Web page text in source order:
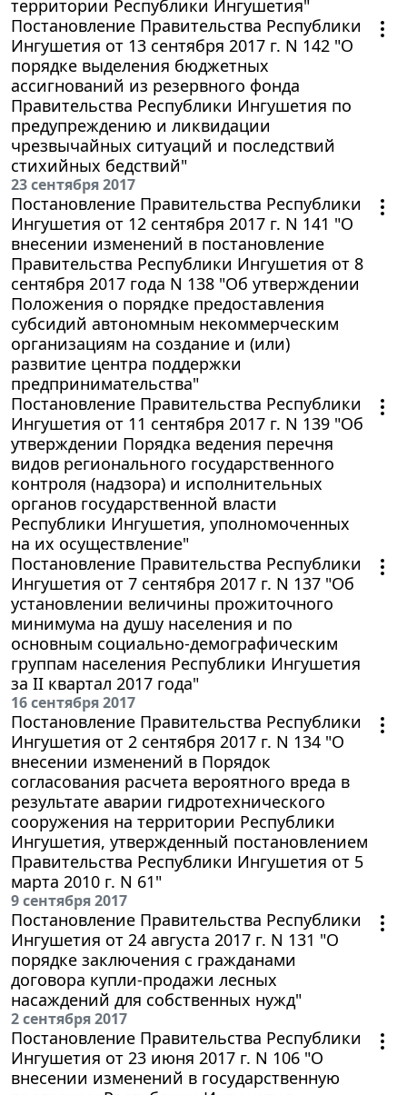
территории Республики Ингушетия"
Постановление Правительства Республики
Ингушетия от 13 сентября 2017 г. N 142 "О
порядке выделения бюджетных
ассигнований из резервного фонда
Правительства Республики Ингушетия по
предупреждению и ликвидации
чрезвычайных ситуаций и последствий
стихийных бедствий"
23 сентября 2017
Постановление Правительства Республики
Ингушетия от 12 сентября 2017 г. N 141 "О
внесении изменений в постановление
Правительства Республики Ингушетия от 8
сентября 2017 года N 138 "Об утверждении
Положения о порядке предоставления
субсидий автономным некоммерческим
организациям на создание и (или)
развитие центра поддержки
предпринимательства"
Постановление Правительства Республики
Ингушетия от 11 сентября 2017 г. N 139 "Об
утверждении Порядка ведения перечня
видов регионального государственного
контроля (надзора) и исполнительных
органов государственной власти
Республики Ингушетия, уполномоченных
на их осуществление"
Постановление Правительства Республики
Ингушетия от 7 сентября 2017 г. N 137 "Об
установлении величины прожиточного
минимума на душу населения и по
основным социально-демографическим
группам населения Республики Ингушетия
за II квартал 2017 года"
16 сентября 2017
Постановление Правительства Республики
Ингушетия от 2 сентября 2017 г. N 134 "О
внесении изменений в Порядок
согласования расчета вероятного вреда в
результате аварии гидротехнического
сооружения на территории Республики
Ингушетия, утвержденный постановлением
Правительства Республики Ингушетия от 5
марта 2010 г. N 61"
9 сентября 2017
Постановление Правительства Республики
Ингушетия от 24 августа 2017 г. N 131 "О
порядке заключения с гражданами
договора купли-продажи лесных
насаждений для собственных нужд"
2 сентября 2017
Постановление Правительства Республики
Ингушетия от 23 июня 2017 г. N 106 "О
внесении изменений в государственную